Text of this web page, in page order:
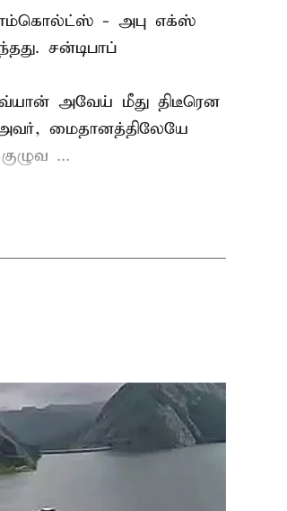
- அபு எக்ஸ்
சன்டிபாப்
அவேய் மீது திடீரென
மைதானத்திலேயே
...